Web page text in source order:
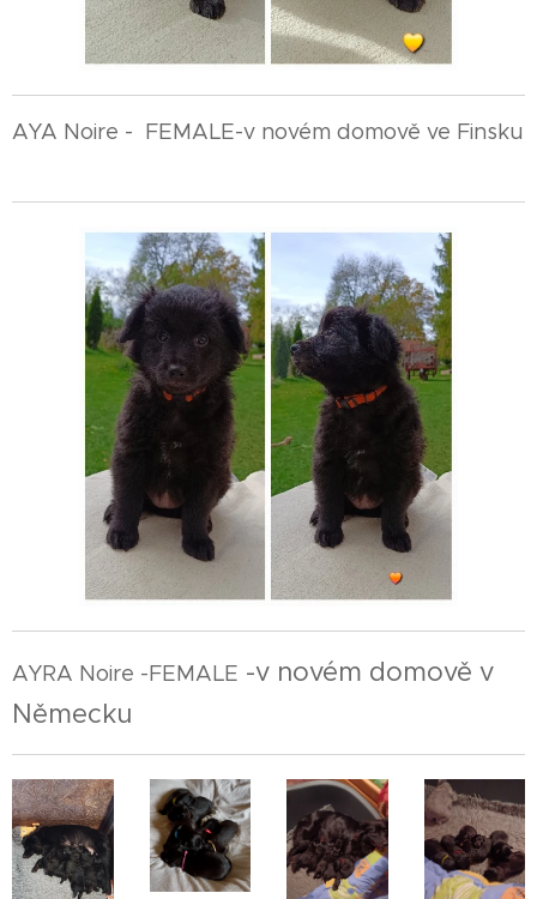
AYA Noire - FEMALE-v novém domově ve Finsku
AYRA Noire -FEMALE -v novém domově v
Německu🇩🇪